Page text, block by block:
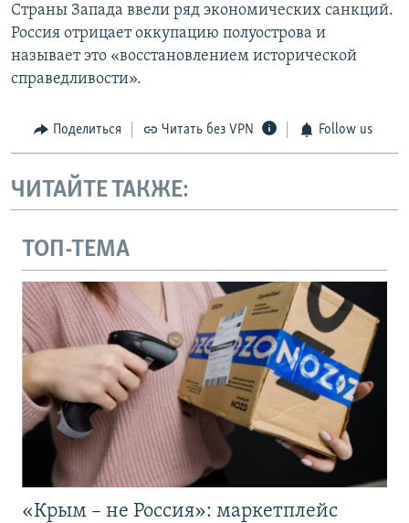
Страны Запада ввели ряд экономических санкций.
Россия отрицает оккупацию полуострова и
называет это «восстановлением исторической
справедливости».
Поделиться Читать без VPN Follow us
ЧИТАЙТЕ ТАКЖЕ:
ТОП-ТЕМА
«Крым – не Россия»: маркетплейс